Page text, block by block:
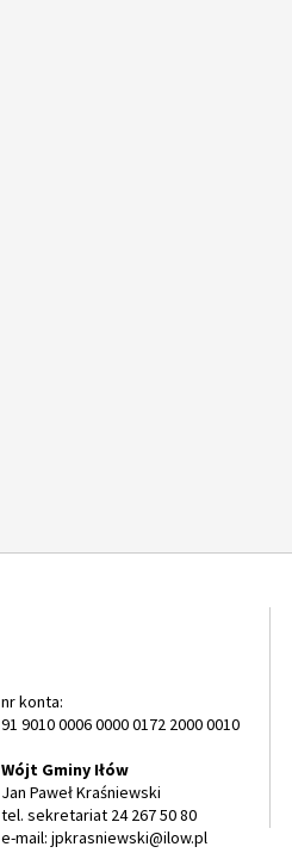
nr konta:
91 9010 0006 0000 0172 2000 0010
Wójt Gminy Iłów
Jan Paweł Kraśniewski
tel. sekretariat 24 267 50 80
e-mail: jpkrasniewski@ilow.pl